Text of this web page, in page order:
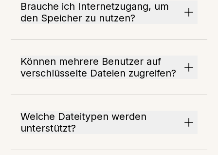
Brauche ich Internetzugang, um
den Speicher zu nutzen?
Können mehrere Benutzer auf
verschlüsselte Dateien zugreifen?
Welche Dateitypen werden
unterstützt?